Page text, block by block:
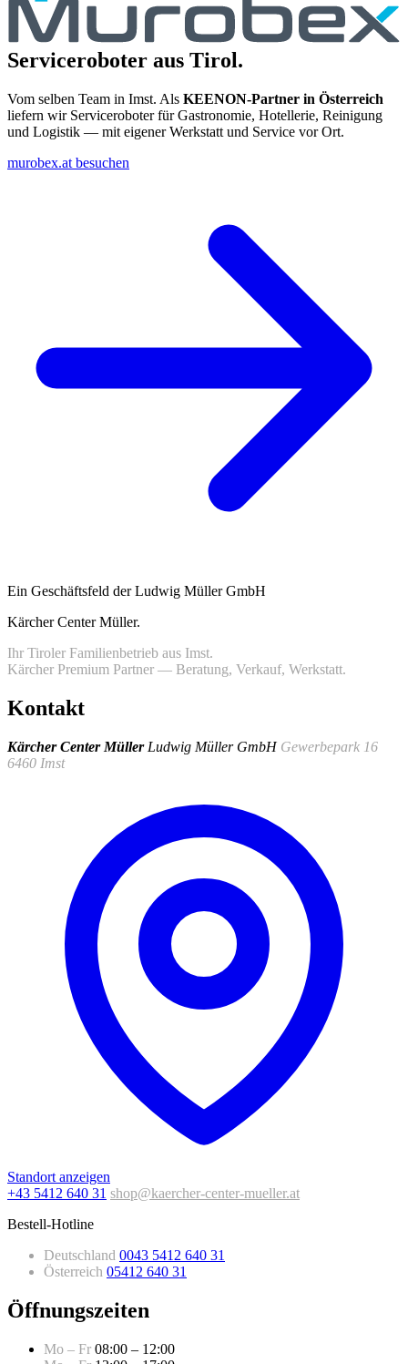
Serviceroboter aus Tirol.
Vom selben Team in Imst. Als KEENON-Partner in Österreich
liefern wir Serviceroboter für Gastronomie, Hotellerie, Reinigung
und Logistik — mit eigener Werkstatt und Service vor Ort.
murobex.at besuchen
Ein Geschäftsfeld der Ludwig Müller GmbH
Kärcher Center Müller.
Ihr Tiroler Familienbetrieb aus Imst.
Kärcher Premium Partner — Beratung, Verkauf, Werkstatt.
Kontakt
Kärcher Center Müller Ludwig Müller GmbH Gewerbepark 16
6460 Imst
Standort anzeigen
+43 5412 640 31 shop@kaercher-center-mueller.at
Bestell-Hotline
Deutschland 0043 5412 640 31
Österreich 05412 640 31
Öffnungszeiten
Mo – Fr 08:00 – 12:00